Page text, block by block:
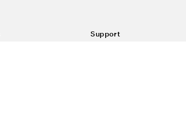
Support